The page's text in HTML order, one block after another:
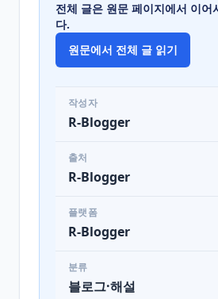
전체 글은 원문 페이지에서 이어
다.
원문에서 전체 글 읽기
작성자
R-Blogger
출처
R-Blogger
플랫폼
R-Blogger
분류
블로그·해설